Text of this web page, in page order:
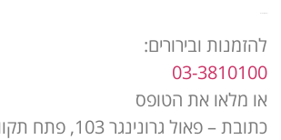
להזמנות ובירורים:
03-3810100
או מלאו את הטופס
כתובת – פאול גרונינגר 103, פתח תקווה